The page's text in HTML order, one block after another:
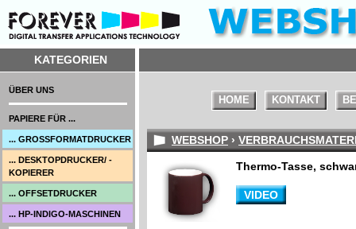
KATEGORIEN
HOME KONTAKT
WEBSHOP ›
Thermo-Tasse,
VIDEO
ÜBER UNS
PAPIERE FÜR ...
... GROSSFORMATDRUCKER
... DESKTOPDRUCKER/ -
KOPIERER
... OFFSETDRUCKER
... HP-INDIGO-MASCHINEN